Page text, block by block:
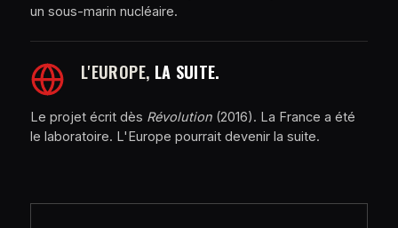
un sous-marin nucléaire.
L'EUROPE, LA SUITE.
Le projet écrit dès Révolution (2016). La France a été
le laboratoire. L'Europe pourrait devenir la suite.